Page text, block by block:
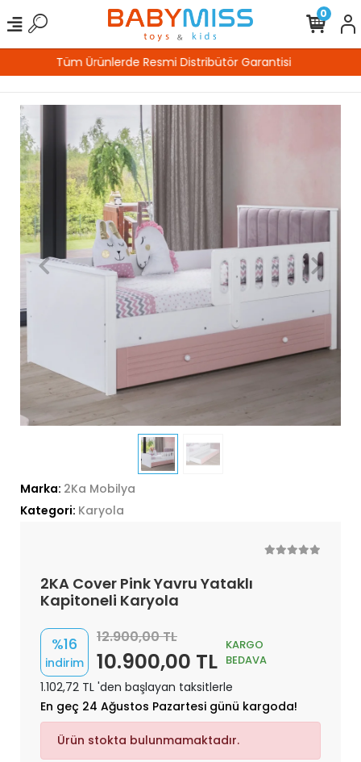
%100 Güvenli Alışveriş
0
Marka: 2Ka Mobilya
Kategori: Karyola
2KA Cover Pink Yavru Yataklı
Kapitoneli Karyola
%16
indirim
12.900,00 TL
10.900,00 TL
KARGO
BEDAVA
1.102,72 TL 'den başlayan taksitlerle
En geç 24 Ağustos Pazartesi günü kargoda!
Ürün stokta bulunmamaktadır.